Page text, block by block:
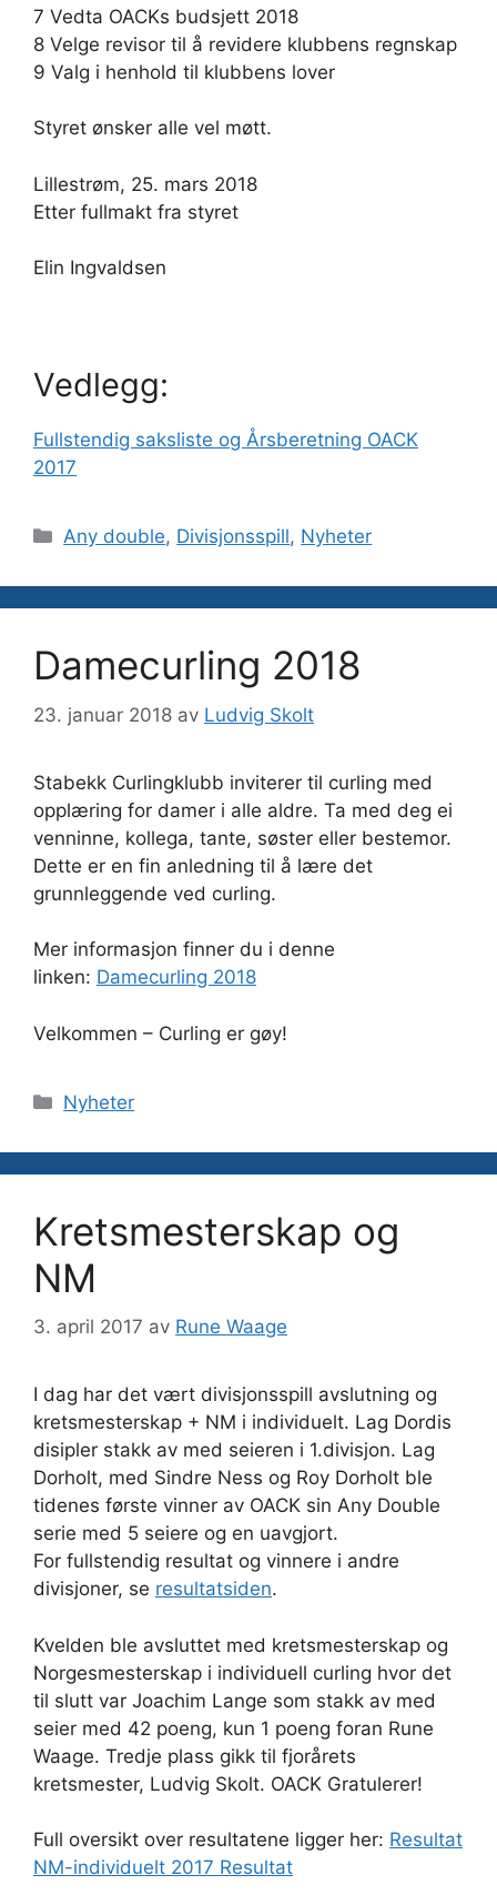
7 Vedta OACKs budsjett 2018
8 Velge revisor til å revidere klubbens regnskap
9 Valg i henhold til klubbens lover
Styret ønsker alle vel møtt.
Lillestrøm, 25. mars 2018
Etter fullmakt fra styret
Elin Ingvaldsen
Vedlegg:
Fullstendig saksliste og Årsberetning OACK
2017
Kategorier
Any double, Divisjonsspill, Nyheter
Damecurling 2018
23. januar 2018 av Ludvig Skolt
Stabekk Curlingklubb inviterer til curling med
opplæring for damer i alle aldre. Ta med deg ei
venninne, kollega, tante, søster eller bestemor.
Dette er en fin anledning til å lære det
grunnleggende ved curling.
Mer informasjon finner du i denne
linken: Damecurling 2018
Velkommen – Curling er gøy!
Kategorier
Nyheter
Kretsmesterskap og
NM
3. april 2017 av Rune Waage
I dag har det vært divisjonsspill avslutning og
kretsmesterskap + NM i individuelt. Lag Dordis
disipler stakk av med seieren i 1.divisjon. Lag
Dorholt, med Sindre Ness og Roy Dorholt ble
tidenes første vinner av OACK sin Any Double
serie med 5 seiere og en uavgjort.
For fullstendig resultat og vinnere i andre
divisjoner, se resultatsiden.
Kvelden ble avsluttet med kretsmesterskap og
Norgesmesterskap i individuell curling hvor det
til slutt var Joachim Lange som stakk av med
seier med 42 poeng, kun 1 poeng foran Rune
Waage. Tredje plass gikk til fjorårets
kretsmester, Ludvig Skolt. OACK Gratulerer!
Full oversikt over resultatene ligger her: Resultat
NM-individuelt 2017 Resultat